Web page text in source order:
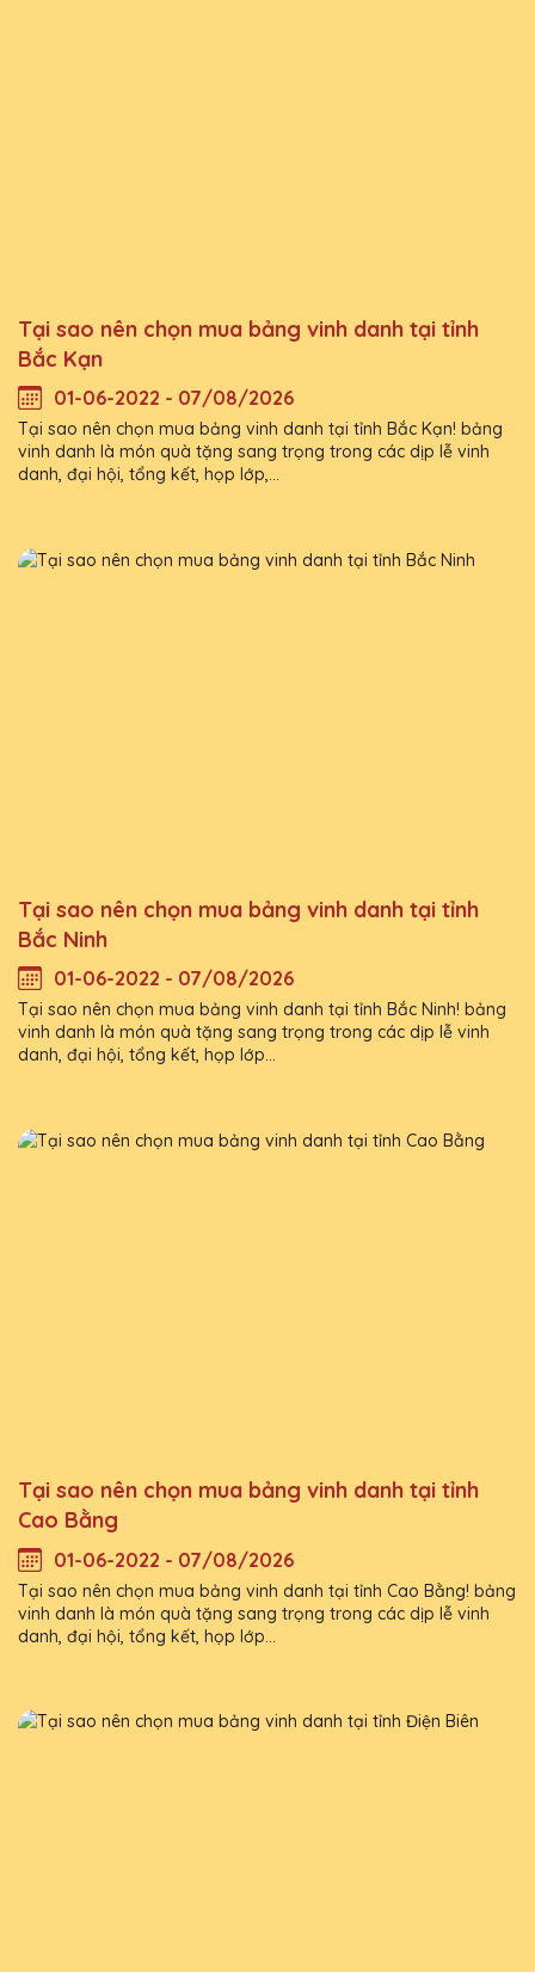
Tại sao nên chọn mua bảng vinh danh tại tỉnh
Bắc Kạn
01-06-2022 - 07/08/2026
Tại sao nên chọn mua bảng vinh danh tại tỉnh Bắc Kạn! bảng
vinh danh là món quà tặng sang trọng trong các dịp lễ vinh
danh, đại hội, tổng kết, họp lớp,...
Tại sao nên chọn mua bảng vinh danh tại tỉnh
Bắc Ninh
01-06-2022 - 07/08/2026
Tại sao nên chọn mua bảng vinh danh tại tỉnh Bắc Ninh! bảng
vinh danh là món quà tặng sang trọng trong các dịp lễ vinh
danh, đại hội, tổng kết, họp lớp...
Tại sao nên chọn mua bảng vinh danh tại tỉnh
Cao Bằng
01-06-2022 - 07/08/2026
Tại sao nên chọn mua bảng vinh danh tại tỉnh Cao Bằng! bảng
vinh danh là món quà tặng sang trọng trong các dịp lễ vinh
danh, đại hội, tổng kết, họp lớp...